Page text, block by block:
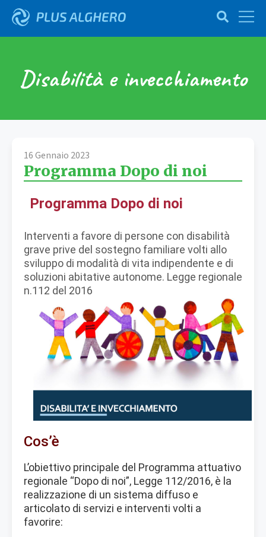
Disabilità e invecchiamento
16 Gennaio 2023
Programma Dopo di noi
Programma Dopo di noi
Interventi a favore di persone con disabilità
grave prive del sostegno familiare volti allo
sviluppo di modalità di vita indipendente e di
soluzioni abitative autonome. Legge regionale
n.112 del 2016
Cos’è
L’obiettivo principale del Programma attuativo
regionale “Dopo di noi”, Legge 112/2016, è la
realizzazione di un sistema diffuso e
articolato di servizi e interventi volti a
favorire: